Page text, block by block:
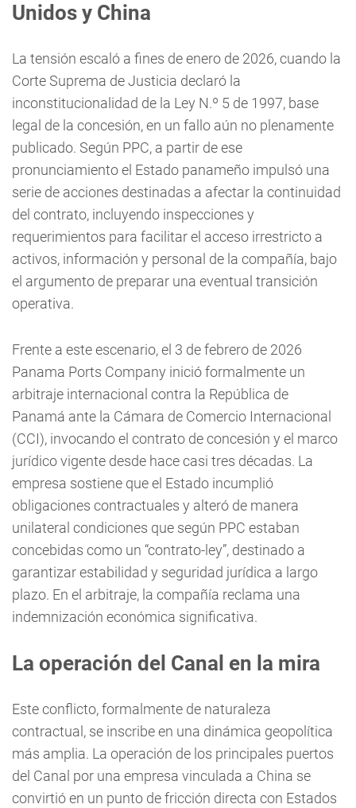
Unidos y China
La tensión escaló a fines de enero de 2026, cuando la
Corte Suprema de Justicia declaró la
inconstitucionalidad de la Ley N.º 5 de 1997, base
legal de la concesión, en un fallo aún no plenamente
publicado. Según PPC, a partir de ese
pronunciamiento el Estado panameño impulsó una
serie de acciones destinadas a afectar la continuidad
del contrato, incluyendo inspecciones y
requerimientos para facilitar el acceso irrestricto a
activos, información y personal de la compañía, bajo
el argumento de preparar una eventual transición
operativa.
Frente a este escenario, el 3 de febrero de 2026
Panama Ports Company inició formalmente un
arbitraje internacional contra la República de
Panamá ante la Cámara de Comercio Internacional
(CCI), invocando el contrato de concesión y el marco
jurídico vigente desde hace casi tres décadas. La
empresa sostiene que el Estado incumplió
obligaciones contractuales y alteró de manera
unilateral condiciones que según PPC estaban
concebidas como un “contrato-ley”, destinado a
garantizar estabilidad y seguridad jurídica a largo
plazo. En el arbitraje, la compañía reclama una
indemnización económica significativa.
La operación del Canal en la mira
Este conflicto, formalmente de naturaleza
contractual, se inscribe en una dinámica geopolítica
más amplia. La operación de los principales puertos
del Canal por una empresa vinculada a China se
convirtió en un punto de fricción directa con Estados